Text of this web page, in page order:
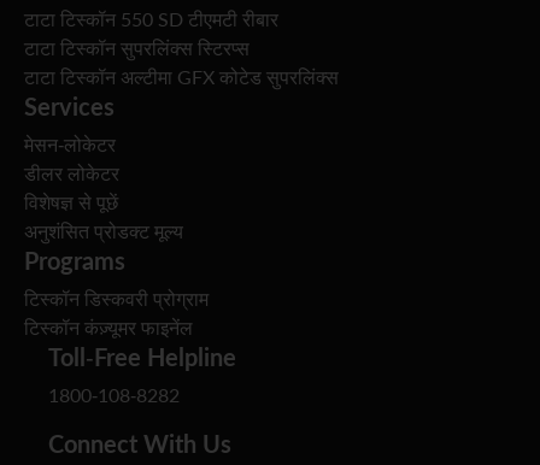
टाटा टिस्कॉन 550 SD टीएमटी रीबार
टाटा टिस्कॉन सुपरलिंक्स स्टिरप्स
टाटा टिस्कॉन अल्टीमा GFX कोटेड सुपरलिंक्स
Services
मेसन-लोकेटर
डीलर लोकेटर
विशेषज्ञ से पूछें
अनुशंसित प्रोडक्ट मूल्य
Programs
टिस्कॉन डिस्कवरी प्रोग्राम
टिस्कॉन कंज़्यूमर फाइनेंल
Toll-Free Helpline
1800-108-8282
Connect With Us